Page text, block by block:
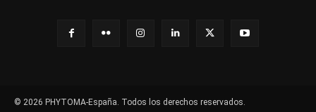
© 2026 PHYTOMA-España. Todos los derechos reservados.